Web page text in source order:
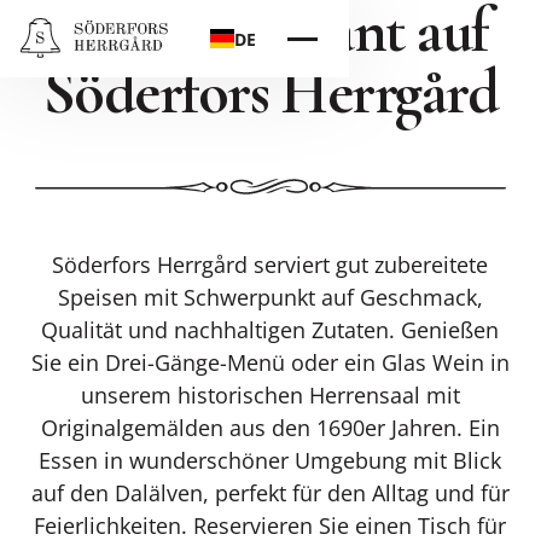
DE
Das Restaurant auf
Söderfors Herrgård
Söderfors Herrgård serviert gut zubereitete
Speisen mit Schwerpunkt auf Geschmack,
Qualität und nachhaltigen Zutaten. Genießen
Sie ein Drei-Gänge-Menü oder ein Glas Wein in
unserem historischen Herrensaal mit
Originalgemälden aus den 1690er Jahren. Ein
Essen in wunderschöner Umgebung mit Blick
auf den Dalälven, perfekt für den Alltag und für
Feierlichkeiten. Reservieren Sie einen Tisch für